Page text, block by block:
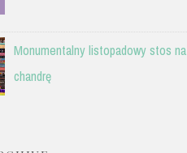
Monumentalny listopadowy stos na
chandrę